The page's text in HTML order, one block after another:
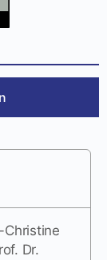
Christine
Dr.